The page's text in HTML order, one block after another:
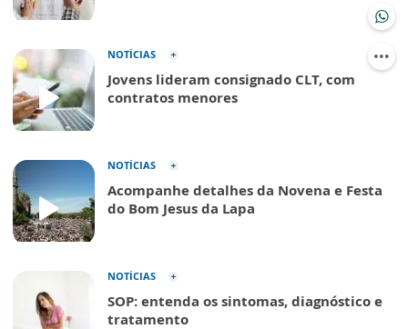
NOTÍCIAS
Jovens lideram consignado CLT, com
contratos menores
NOTÍCIAS
Acompanhe detalhes da Novena e Festa
do Bom Jesus da Lapa
NOTÍCIAS
SOP: entenda os sintomas, diagnóstico e
tratamento